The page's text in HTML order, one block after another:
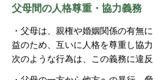
父母間の人格尊重・協力義務
・父母は、親権や婚姻関係の有無
益のため、互いに人格を尊重し協
次のような行為は、この義務に違